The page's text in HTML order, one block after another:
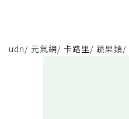
udn/ 元氣網/ 卡路里/ 蔬果類/